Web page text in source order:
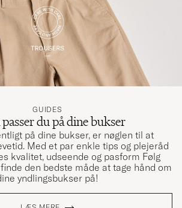
GUIDES
passer du på dine bukser
på dine bukser, er nøglen til at
Med et par enkle tips og plejeråd
kvalitet, udseende og pasform Følg
den bedste måde at tage hånd om
yndlingsbukser på!